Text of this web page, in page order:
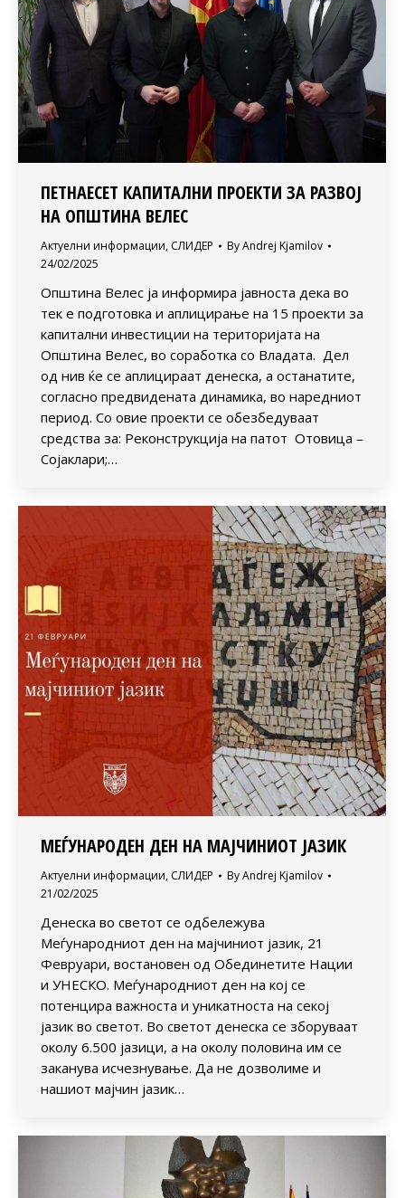
ПЕТНАЕСЕТ КАПИТАЛНИ ПРОЕКТИ ЗА РАЗВОЈ
НА ОПШТИНА ВЕЛЕС
Актуелни информации, СЛИДЕР ByAndrej Kjamilov
24/02/2025
Општина Велес ја информира јавноста дека во
тек е подготовка и аплицирање на 15 проекти за
капитални инвестиции на територијата на
Општина Велес, во соработка со Владата. Дел
од нив ќе се аплицираат денеска, а останатите,
согласно предвидената динамика, во наредниот
период. Со овие проекти се обезбедуваат
средства за: Реконструкција на патот Отовица –
Сојаклари;…
МЕЃУНАРОДЕН ДЕН НА МАЈЧИНИОТ ЈАЗИК
Актуелни информации, СЛИДЕР ByAndrej Kjamilov
21/02/2025
Денеска во светот се одбележува
Меѓународниот ден на мајчиниот јазик, 21
Февруари, востановен од Обединетите Нации
и УНЕСКО. Меѓународниот ден на кој се
потенцира важноста и уникатноста на секој
јазик во светот. Во светот денеска се зборуваат
околу 6.500 јазици, а на околу половина им се
заканува исчезнување. Да не дозволиме и
нашиот мајчин јазик…